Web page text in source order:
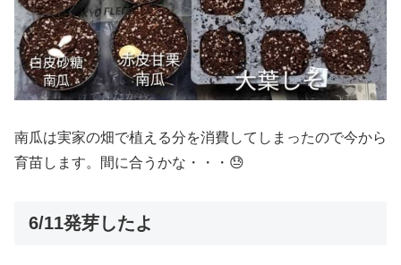
南瓜は実家の畑で植える分を消費してしまったので今から
育苗します。間に合うかな・・・😓
6/11発芽したよ